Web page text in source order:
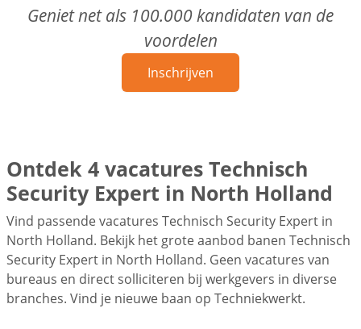
Geniet net als 100.000 kandidaten van de
voordelen
Inschrijven
Ontdek 4 vacatures Technisch
Security Expert in North Holland
Vind passende vacatures Technisch Security Expert in
North Holland. Bekijk het grote aanbod banen Technisch
Security Expert in North Holland. Geen vacatures van
bureaus en direct solliciteren bij werkgevers in diverse
branches. Vind je nieuwe baan op Techniekwerkt.